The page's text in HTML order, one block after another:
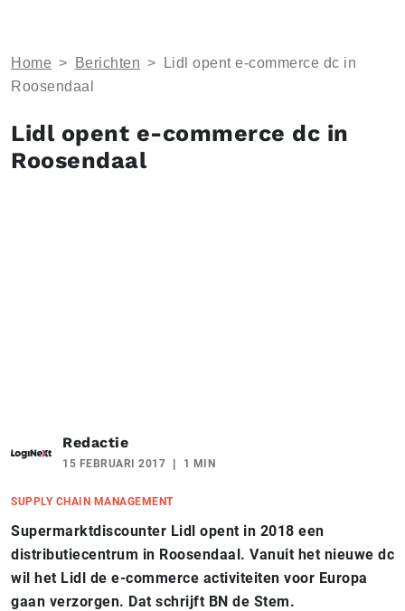
Home > Berichten >
Lidl opent e-commerce dc in
Roosendaal
Lidl opent e-commerce dc in
Roosendaal
Redactie
15 FEBRUARI 2017 1 MIN
SUPPLY CHAIN MANAGEMENT
Supermarktdiscounter Lidl opent in 2018 een
distributiecentrum in Roosendaal. Vanuit het nieuwe dc
wil het Lidl de e-commerce activiteiten voor Europa
gaan verzorgen. Dat schrijft BN de Stem.